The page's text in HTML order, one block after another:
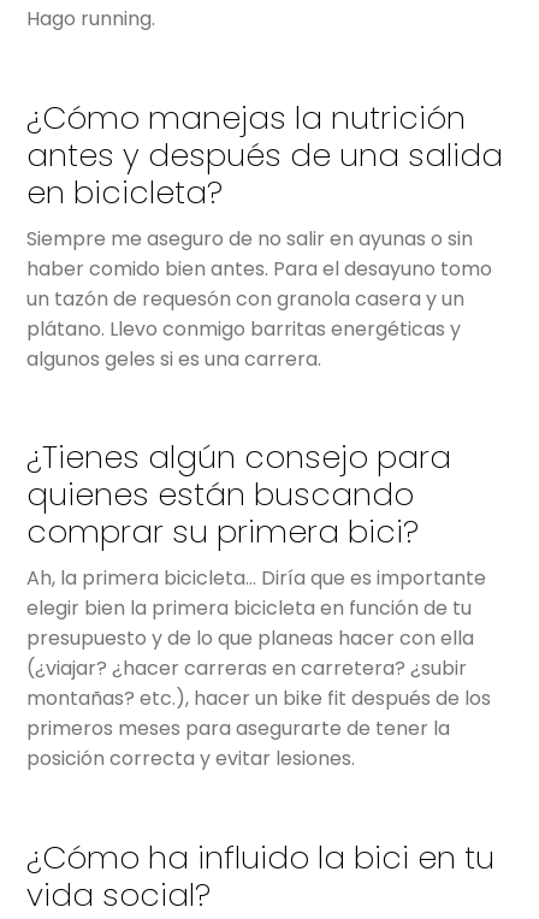
Hago running.
¿Cómo manejas la nutrición
antes y después de una salida
en bicicleta?
Siempre me aseguro de no salir en ayunas o sin
haber comido bien antes. Para el desayuno tomo
un tazón de requesón con granola casera y un
plátano. Llevo conmigo barritas energéticas y
algunos geles si es una carrera.
¿Tienes algún consejo para
quienes están buscando
comprar su primera bici?
Ah, la primera bicicleta… Diría que es importante
elegir bien la primera bicicleta en función de tu
presupuesto y de lo que planeas hacer con ella
(¿viajar? ¿hacer carreras en carretera? ¿subir
montañas? etc.), hacer un bike fit después de los
primeros meses para asegurarte de tener la
posición correcta y evitar lesiones.
¿Cómo ha influido la bici en tu
vida social?